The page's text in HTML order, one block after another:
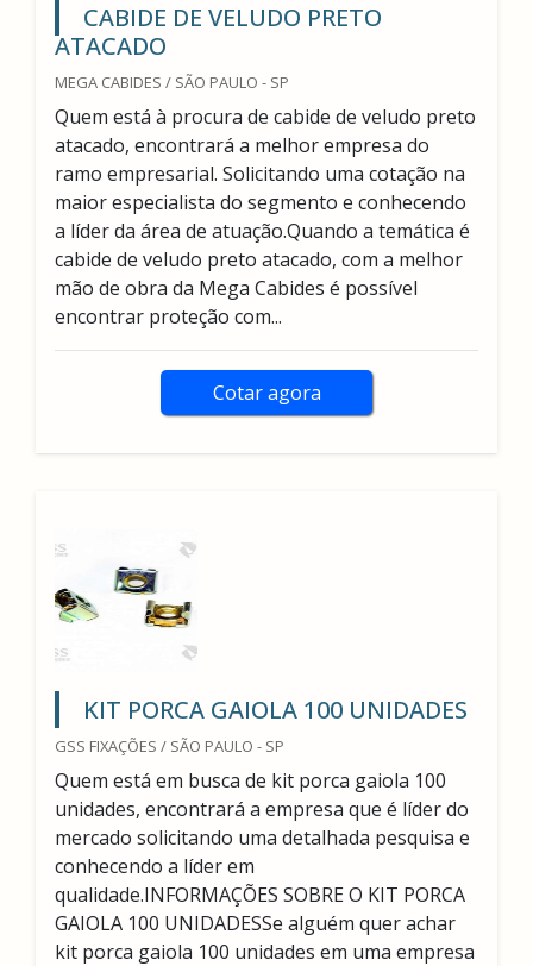
CABIDE DE VELUDO PRETO
ATACADO
MEGA CABIDES / SÃO PAULO - SP
Quem está à procura de cabide de veludo preto
atacado, encontrará a melhor empresa do
ramo empresarial. Solicitando uma cotação na
maior especialista do segmento e conhecendo
a líder da área de atuação.Quando a temática é
cabide de veludo preto atacado, com a melhor
mão de obra da Mega Cabides é possível
encontrar proteção com...
Cotar agora
KIT PORCA GAIOLA 100 UNIDADES
GSS FIXAÇÕES / SÃO PAULO - SP
Quem está em busca de kit porca gaiola 100
unidades, encontrará a empresa que é líder do
mercado solicitando uma detalhada pesquisa e
conhecendo a líder em
qualidade.INFORMAÇÕES SOBRE O KIT PORCA
GAIOLA 100 UNIDADESSe alguém quer achar
kit porca gaiola 100 unidades em uma empresa